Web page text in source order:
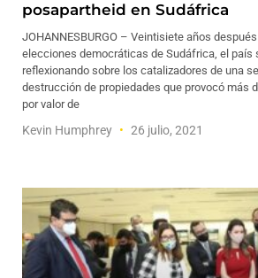
posapartheid en Sudáfrica
JOHANNESBURGO – Veintisiete años
elecciones democráticas de Sudáfrica, el país
reflexionando sobre los catalizadores de una
destrucción de propiedades que provocó más
por valor de
Kevin Humphrey 26 julio, 2021